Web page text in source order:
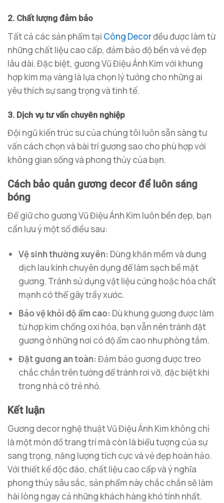
2. Chất lượng đảm bảo
Tất cả các sản phẩm tại Công Decorđều được làm từ
những chất liệu cao cấp, đảm bảo độ bền và vẻ đẹp
lâu dài. Đặc biệt, gương Vũ Điệu Ánh Kim với khung
hợp kim mạ vàng là lựa chọn lý tưởng cho những ai
yêu thích sự sang trọng và tinh tế.
3. Dịch vụ tư vấn chuyên nghiệp
Đội ngũ kiến trúc sư của chúng tôi luôn sẵn sàng tư
vấn cách chọn và bài trí gương sao cho phù hợp với
không gian sống và phong thủy của bạn.
Cách bảo quản gương decor để luôn sáng
bóng
Để giữ cho gương Vũ Điệu Ánh Kim luôn bền đẹp, bạn
cần lưu ý một số điều sau:
Vệ sinh thường xuyên: Dùng khăn mềm và dung
dịch lau kính chuyên dụng để làm sạch bề mặt
gương. Tránh sử dụng vật liệu cứng hoặc hóa chất
mạnh có thể gây trầy xước.
Bảo vệ khỏi độ ẩm cao: Dù khung gương được làm
từ hợp kim chống oxi hóa, bạn vẫn nên tránh đặt
gương ở những nơi có độ ẩm cao như phòng tắm.
Đặt gương an toàn:Đảm bảo gương được treo
chắc chắn trên tường để tránh rơi vỡ, đặc biệt khi
trong nhà có trẻ nhỏ.
Kết luận
Gương decor nghệ thuật Vũ Điệu Ánh Kim không chỉ
là một món đồ trang trí mà còn là biểu tượng của sự
sang trọng, năng lượng tích cực và vẻ đẹp hoàn hảo.
Với thiết kế độc đáo, chất liệu cao cấp và ý nghĩa
phong thủy sâu sắc, sản phẩm này chắc chắn sẽ làm
hài lòng ngay cả những khách hàng khó tính nhất.